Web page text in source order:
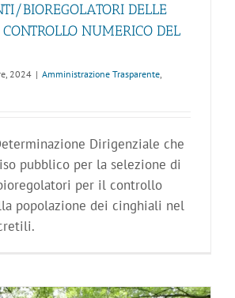
BIOREGOLATORI DELLE
NUMERICO DEL
2024 | Amministrazione Trasparente,
Dirigenziale che
pubblico per la selezione di
per il controllo
popolazione dei cinghiali nel